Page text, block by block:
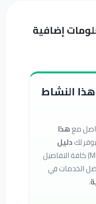
إضافية
النشاط
معهذا
لكدليل
(Marhaba Nador) كافة التفاصيل
الخدمات في
.